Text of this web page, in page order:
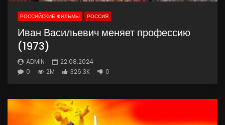
РОССИЙСКИЕ ФИЛЬМЫ РОССИЯ
Иван Васильевич меняет профессию
(1973)
ADMIN
22.08.2024
0
2M 326.3K 0